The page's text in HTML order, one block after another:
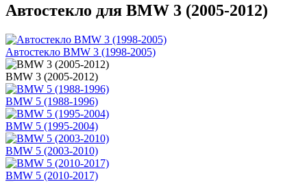
Автостекло для BMW 3 (2005-2012)
Автостекло BMW 3 (1998-2005)
BMW 3 (2005-2012)
BMW 5 (1988-1996)
BMW 5 (1995-2004)
BMW 5 (2003-2010)
BMW 5 (2010-2017)